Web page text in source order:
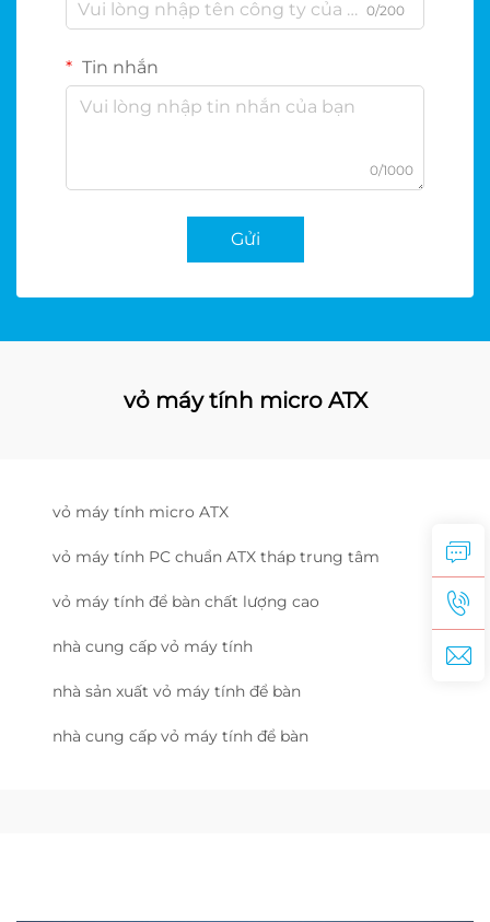
0/200
Tin nhắn
0/1000
Gửi
vỏ máy tính micro ATX
vỏ máy tính micro ATX
vỏ máy tính PC chuẩn ATX tháp trung tâm
vỏ máy tính để bàn chất lượng cao
nhà cung cấp vỏ máy tính
nhà sản xuất vỏ máy tính để bàn
nhà cung cấp vỏ máy tính để bàn